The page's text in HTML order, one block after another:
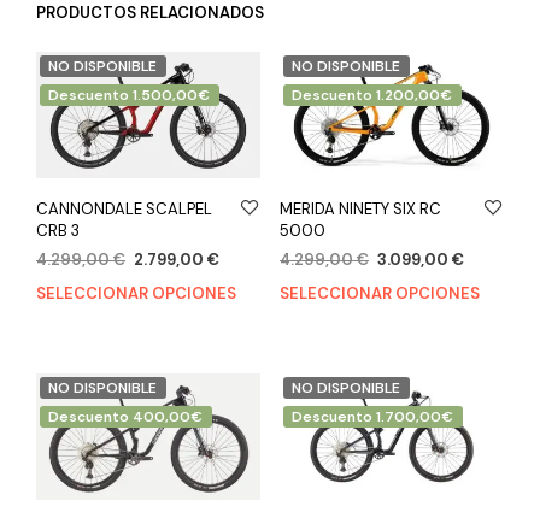
PRODUCTOS RELACIONADOS
NO DISPONIBLE
Descuento 1.500,00€
CANNONDALE SCALPEL
CRB 3
4.299,00€ 2.799,00 €
SELECCIONAR OPCIONES
NO DISPONIBLE
Descuento 1.200,00€
MERIDA NINETY SIX RC
5000
4.299,00€ 3.099,00 €
SELECCIONAR OPCIONES
NO DISPONIBLE
Descuento 400,00€
NO DISPONIBLE
Descuento 1.700,00€